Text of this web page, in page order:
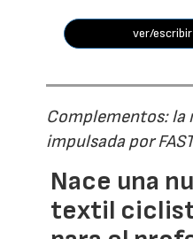
ver/
Complementos: la
impulsada por
Nace una
textil